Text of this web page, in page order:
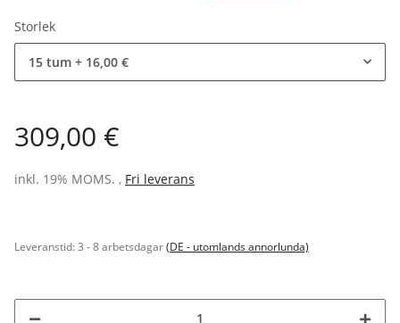
Storlek
15 tum + 16,00 €
309,00 €
inkl. 19% MOMS. , Fri leverans
Leveranstid:3 - 8 arbetsdagar(DE - utomlands annorlunda)